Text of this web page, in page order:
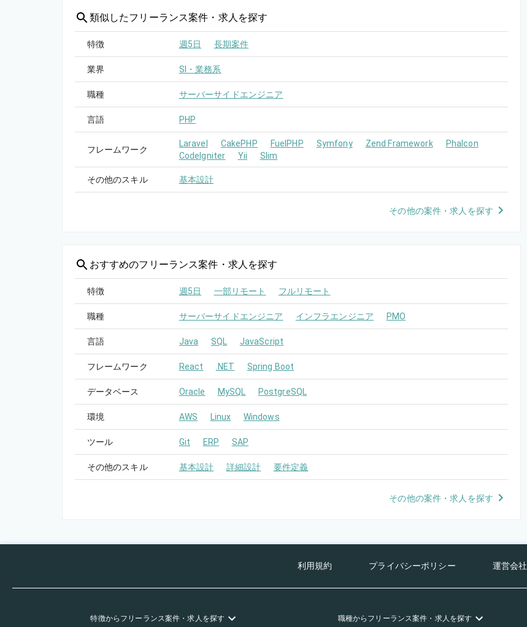
類似したフリーランス案件・求人を探す
特徴 週5日 長期案件
業界 SI・業務系
職種 サーバーサイドエンジニア
言語 PHP
フレームワーク
Laravel CakePHP FuelPHP Symfony Zend Framework
Phalcon
CodeIgniter
Yii Slim
その他のスキル 基本設計
その他の案件・求人を探す
おすすめのフリーランス案件・求人を探す
特徴 週5日 一部リモート フルリモート
職種 サーバーサイドエンジニア インフラエンジニア PMO
言語 Java SQL JavaScript
フレームワーク React .NET Spring Boot
データベース Oracle MySQL PostgreSQL
環境 AWS Linux Windows
ツール Git ERP SAP
その他のスキル 基本設計 詳細設計 要件定義
その他の案件・求人を探す
利用規約 プライバシーポリシー 運営会社
特徴からフリーランス案件・求人を探す 職種からフリーランス案件・求人を探す